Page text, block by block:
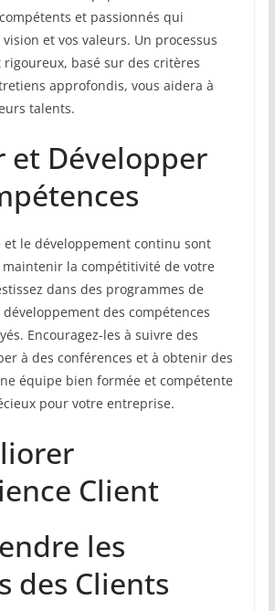
et passionnés qui
et vos valeurs. Un processus
basé sur des critères
approfondis, vous aidera à
talents.
et Développer
et le développement continu sont
la compétitivité de votre
dans des programmes de
des compétences
Encouragez-les à suivre des
à des conférences et à obtenir des
équipe bien formée et compétente
pour votre entreprise.
Client
les
des Clients